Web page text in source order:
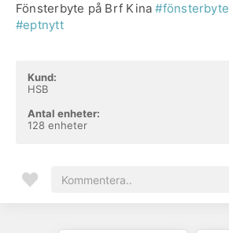
Fönsterbyte på Brf Kina#fönsterbyte
#eptnytt
Kund:
HSB
Antal enheter:
128 enheter